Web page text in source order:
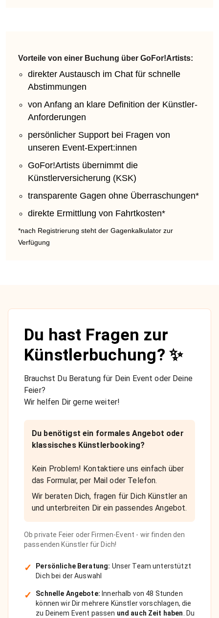
Vorteile von einer Buchung über GoFor!Artists:
direkter Austausch im Chat für schnelle
Abstimmungen
von Anfang an klare Definition der Künstler-
Anforderungen
persönlicher Support bei Fragen von
unseren Event-Expert:innen
GoFor!Artists übernimmt die
Künstlerversicherung (KSK)
transparente Gagen ohne Überraschungen*
direkte Ermittlung von Fahrtkosten*
*nach Registrierung steht der Gagenkalkulator zur
Verfügung
Du hast Fragen zur
Künstlerbuchung? ✨
Brauchst Du Beratung für Dein Event oder Deine
Feier?
Wir helfen Dir gerne weiter!
Du benötigst ein formales Angebot oder
klassisches Künstlerbooking?
Kein Problem! Kontaktiere uns einfach über
das Formular, per Mail oder Telefon.
Wir beraten Dich, fragen für Dich Künstler an
und unterbreiten Dir ein passendes Angebot.
Ob private Feier oder Firmen-Event - wir finden den
passenden Künstler für Dich!
✓ Persönliche Beratung: Unser Team unterstützt
Dich bei der Auswahl
✓ Schnelle Angebote: Innerhalb von 48 Stunden
können wir Dir mehrere Künstler vorschlagen, die
zu Deinem Event passen und auch Zeit haben . Du